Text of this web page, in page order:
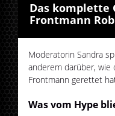
Das komplette
Frontmann
Moderatorin Sandra
anderem darüber, wie
Frontmann gerettet
Was vom Hype